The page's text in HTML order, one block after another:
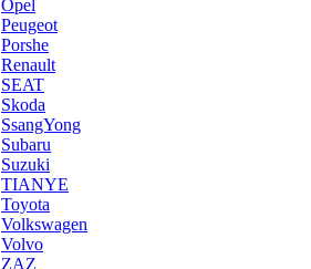
Opel
Peugeot
Porshe
Renault
SEAT
Skoda
SsangYong
Subaru
Suzuki
TIANYE
Toyota
Volkswagen
Volvo
ZAZ